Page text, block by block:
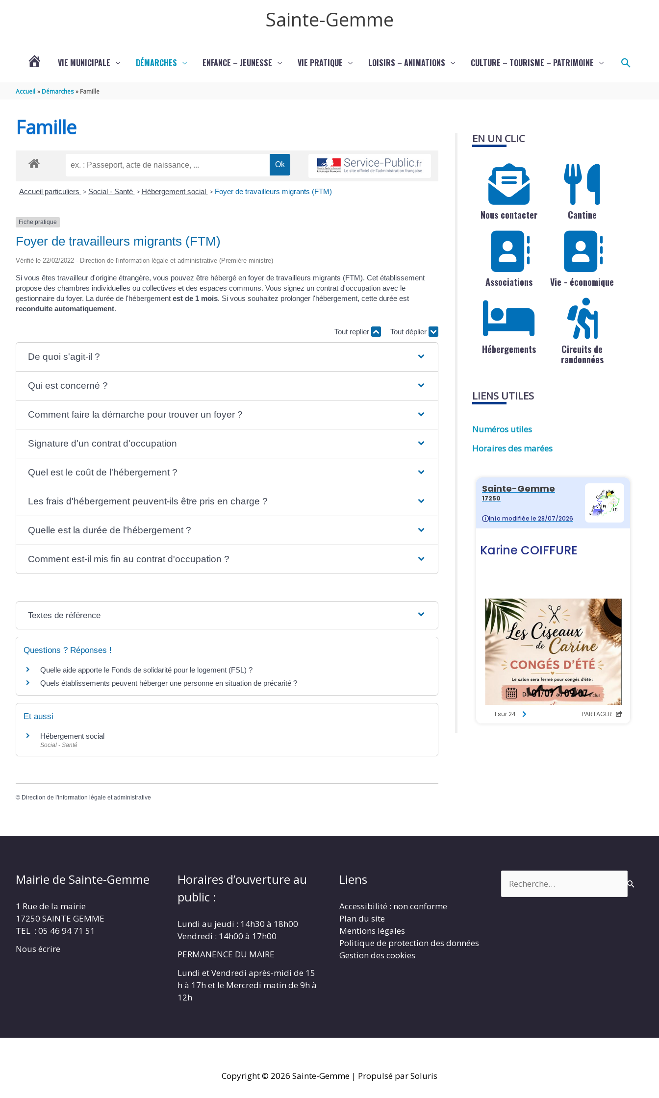
Sainte-Gemme
GEMME
VIE MUNICIPALE DÉMARCHES ENFANCE – JEUNESSE VIE PRATIQUE LOISIRS – ANIMATIONS CULTURE – TOURISME – PATRIMOINE
Accueil Démarches Famille
Famille
Accueil particuliers > Social - Santé > Hébergement social > Foyer de travailleurs migrants (FTM)
Fiche pratique
Foyer de travailleurs migrants (FTM)
Vérifié le 22/02/2022 - Direction de l'information légale et administrative (Première ministre)
Si vous êtes travailleur d'origine étrangère, vous pouvez être hébergé en foyer de travailleurs migrants (FTM). Cet établissement
propose des chambres individuelles ou collectives et des espaces communs. Vous signez un contrat d'occupation avec le
gestionnaire du foyer. La durée de l'hébergement est de 1 mois. Si vous souhaitez prolonger l'hébergement, cette durée est
reconduite automatiquement.
Tout replier Tout déplier
De quoi s'agit-il ?
Qui est concerné ?
Comment faire la démarche pour trouver un foyer ?
Signature d'un contrat d'occupation
Quel est le coût de l'hébergement ?
Les frais d'hébergement peuvent-ils être pris en charge ?
Quelle est la durée de l'hébergement ?
Comment est-il mis fin au contrat d'occupation ?
Textes de référence
Questions ? Réponses !
Quelle aide apporte le Fonds de solidarité pour le logement (FSL) ?
Quels établissements peuvent héberger une personne en situation de précarité ?
Et aussi
Hébergement social
Social - Santé
© Direction de l'information légale et administrative
EN UN CLIC
Nous contacter Cantine
Associations Vie - économique
Hébergements
Circuits de
randonnées
LIENS UTILES
Numéros utiles
Horaires des marées
Mairie de Sainte-Gemme
1 Rue de la mairie
17250 SAINTE GEMME
TEL : 05 46 94 71 51
Nous écrire
Horaires d’ouverture au
public :
Lundi au jeudi : 14h30 à 18h00
Vendredi : 14h00 à 17h00
PERMANENCE DU MAIRE
Lundi et Vendredi après-midi de 15
h à 17h et le Mercredi matin de 9h à
12h
Liens
Accessibilité : non conforme
Plan du site
Mentions légales
Politique de protection des données
Gestion des cookies
Copyright © 2026 Sainte-Gemme | Propulsé par Soluris